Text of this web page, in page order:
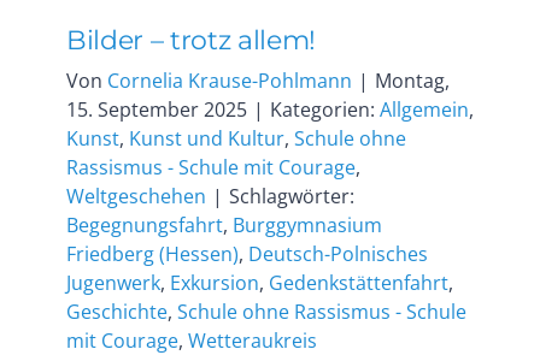
Bilder – trotz allem!
Von Cornelia Krause-Pohlmann | Montag,
15. September 2025 | Kategorien: Allgemein,
Kunst, Kunst und Kultur, Schule ohne
Rassismus - Schule mit Courage,
Weltgeschehen | Schlagwörter:
Begegnungsfahrt, Burggymnasium
Friedberg (Hessen), Deutsch-Polnisches
Jugenwerk, Exkursion, Gedenkstättenfahrt,
Geschichte, Schule ohne Rassismus - Schule
mit Courage, Wetteraukreis